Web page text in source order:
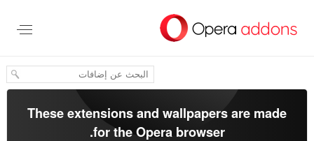
المحتوى
These extensions and wallpapers are made
for theOpera browser
.